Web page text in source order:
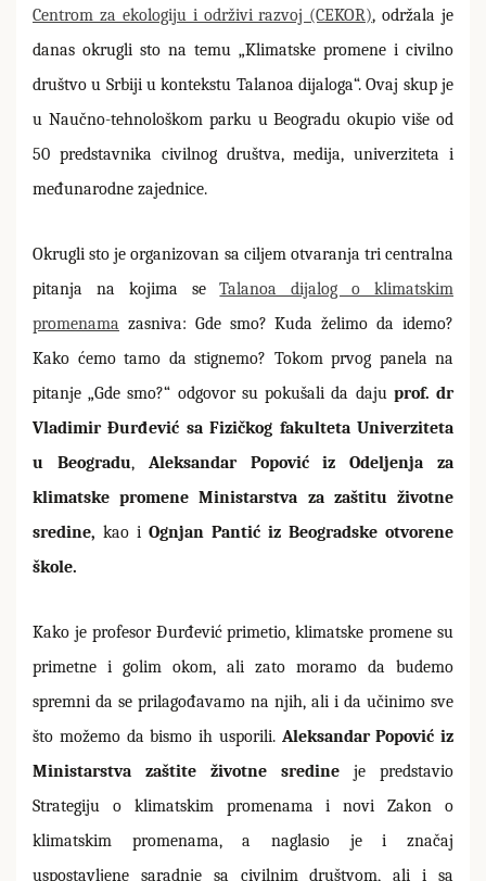
Centrom za ekologiju i održivi razvoj (CEKOR), održala je
danas okrugli sto na temu „Klimatske promene i civilno
društvo u Srbiji u kontekstu Talanoa dijaloga“. Ovaj skup je
u Naučno-tehnološkom parku u Beogradu okupio više od
50 predstavnika civilnog društva, medija, univerziteta i
međunarodne zajednice.
Okrugli sto je organizovan sa ciljem otvaranja tri centralna
pitanja na kojima seTalanoa dijalog o klimatskim
promenama zasniva: Gde smo? Kuda želimo da idemo?
Kako ćemo tamo da stignemo? Tokom prvog panela na
pitanje „Gde smo?“ odgovor su pokušali da dajuprof. dr
Vladimir Đurđević sa Fizičkog fakulteta Univerziteta
u Beogradu, Aleksandar Popović iz Odeljenja za
klimatske promene Ministarstva za zaštitu životne
sredine, kao i Ognjan Pantić iz Beogradske otvorene
škole.
Kako je profesor Đurđević primetio, klimatske promene su
primetne i golim okom, ali zato moramo da budemo
spremni da se prilagođavamo na njih, ali i da učinimo sve
što možemo da bismo ih usporili. Aleksandar Popović iz
Ministarstva zaštite životne sredine je predstavio
Strategiju o klimatskim promenama i novi Zakon o
klimatskim promenama, a naglasio je i značaj
uspostavljene saradnje sa civilnim društvom, ali i sa